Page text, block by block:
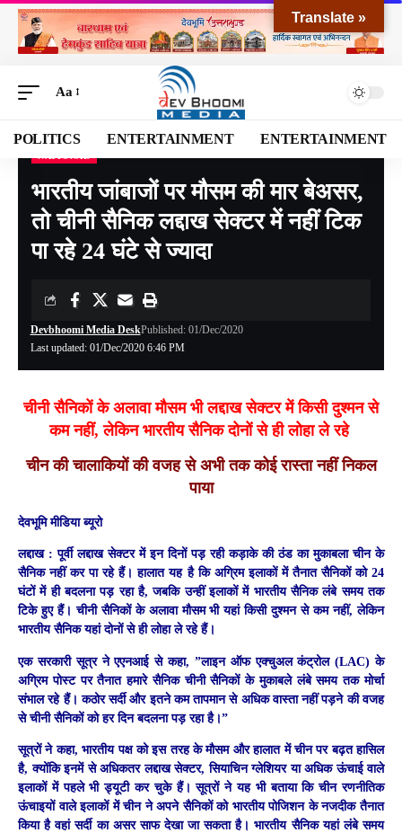
Aa
POLITICS ENTERTAINMENT ENTERTAINMENT
Devbhoomi Media>Blog>NATIONAL>भारतीय जांबाजों पर मौसम की मार बेअसर, तो चीनी सैनिक लद्दाख सेक्टर में नहीं टिक पा रहे 24 घंटे से ज्यादा
भारतीय जांबाजों पर मौसम की मार बेअसर,
तो चीनी सैनिक लद्दाख सेक्टर में नहीं टिक
पा रहे 24 घंटे से ज्यादा
Last updated: 01/Dec/2020 6:46 PM
Devbhoomi Media DeskPublished: 01/Dec/2020
चीनी सैनिकों के अलावा मौसम भीलद्दाख सेक्टर मेंकिसी दुश्मन से
कम नहीं, लेकिन भारतीय सैनिक दोनों से ही लोहा ले रहे
चीन की चालाकियों की वजह से अभी तक कोई रास्ता नहीं निकल
पाया
देवभूमि मीडिया ब्यूरो
लद्दाख : पूर्वी लद्दाख सेक्टर में इन दिनों पड़ रही कड़ाके की ठंड का मुकाबला चीन के
सैनिक नहीं कर पा रहे हैं। हालात यह है कि अग्रिम इलाकों में तैनात सैनिकों को 24
घंटों में ही बदलना पड़ रहा है, जबकि उन्हीं इलाकों में भारतीय सैनिक लंबे समय तक
टिके हुए हैं। चीनी सैनिकों के अलावा मौसम भी यहां किसी दुश्मन से कम नहीं, लेकिन
भारतीय सैनिक यहां दोनों से ही लोहा ले रहे हैं।
एक सरकारी सूत्र ने एएनआई से कहा, ”लाइन ऑफ एक्चुअल कंट्रोल (LAC) के
अग्रिम पोस्ट पर तैनात हमारे सैनिक चीनी सैनिकों के मुकाबले लंबे समय तक मोर्चा
संभाल रहे हैं। कठोर सर्दी और इतने कम तापमान से अधिक वास्ता नहीं पड़ने की वजह
से चीनी सैनिकों को हर दिन बदलना पड़ रहा है।”
सूत्रों ने कहा, भारतीय पक्ष को इस तरह के मौसम और हालात में चीन पर बढ़त हासिल
है, क्योंकि इनमें से अधिकतर लद्दाख सेक्टर, सियाचिन ग्लेशियर या अधिक ऊंचाई वाले
इलाकों में पहले भी ड्यूटी कर चुके हैं। सूत्रों ने यह भी बताया कि चीन रणनीतिक
ऊंचाइयों वाले इलाकों में चीन ने अपने सैनिकों को भारतीय पोजिशन के नजदीक तैनात
किया है वहां सर्दी का असर साफ देखा जा सकता है। भारतीय सैनिक यहां लंबे समय
Translate »